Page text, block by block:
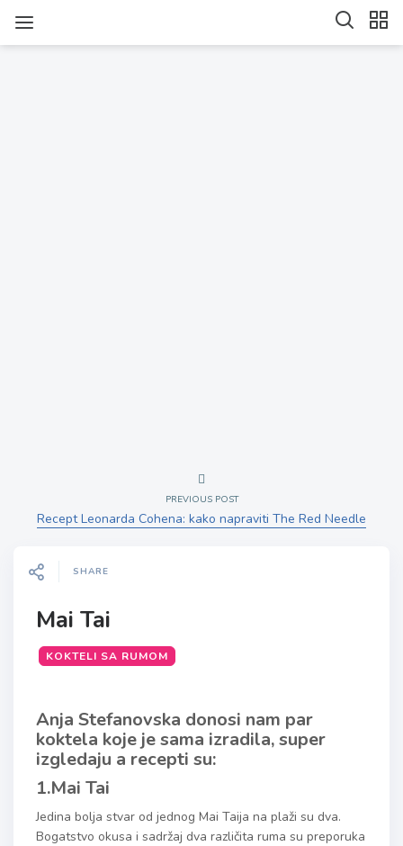
PREVIOUS POST
Recept Leonarda Cohena: kako napraviti The Red Needle
SHARE
Mai Tai
KOKTELI SA RUMOM
Anja Stefanovska donosi nam par
koktela koje je sama izradila, super
izgledaju a recepti su:
1.Mai Tai
Jedina bolja stvar od jednog Mai Taija na plaži su dva.
Bogatstvo okusa i sadržaj dva različita ruma su preporuka